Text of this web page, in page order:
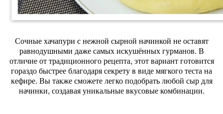
Сочные хачапури с нежной сырной начинкой не оставят
равнодушными даже самых искушённых гурманов. В
отличие от традиционного рецепта, этот вариант готовится
гораздо быстрее благодаря секрету в виде мягкого теста на
кефире. Вы также сможете легко подобрать любой сыр для
начинки, создавая уникальные вкусовые комбинации.